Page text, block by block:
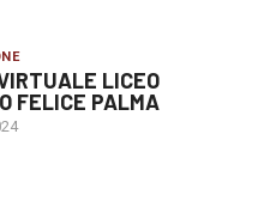
LICEO
FELICE PALMA